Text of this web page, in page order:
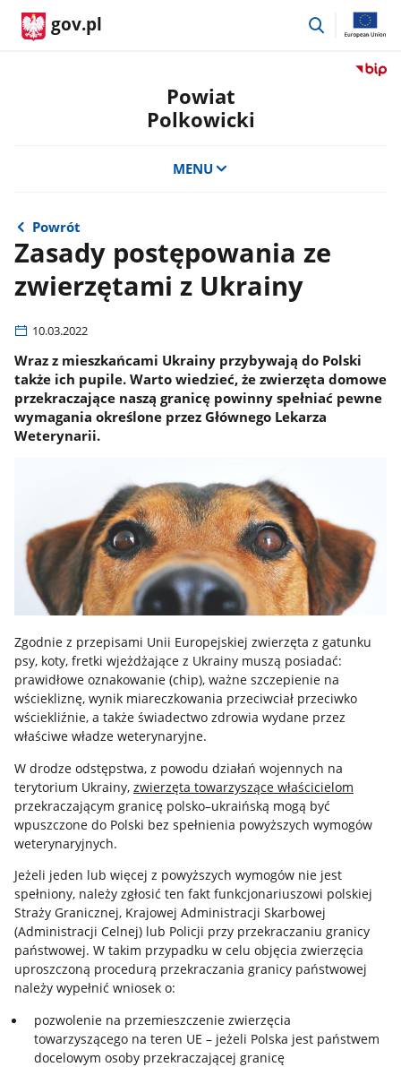
gov.pl
przejdź
Przejdź
Powiat
Polkowicki
MENU
Powrót
Zasady postępowania ze
zwierzętami z Ukrainy
10.03.2022
Wraz z mieszkańcami Ukrainy przybywają do Polski
także ich pupile. Warto wiedzieć, że zwierzęta domowe
przekraczające naszą granicę powinny spełniać pewne
wymagania określone przez Głównego Lekarza
Weterynarii.
Zgodnie z przepisami Unii Europejskiej zwierzęta z gatunku
psy, koty, fretki wjeżdżające z Ukrainy muszą posiadać:
prawidłowe oznakowanie (chip),ważne szczepienie na
wściekliznę,wynik miareczkowania przeciwciał przeciwko
wściekliźnie,a także świadectwo zdrowia wydane przez
właściwe władze weterynaryjne.
W drodze odstępstwa, z powodu działań wojennych na
terytorium Ukrainy, zwierzęta towarzyszące właścicielom
przekraczającym granicę polsko–ukraińską mogą być
wpuszczone do Polski bez spełnienia powyższych wymogów
weterynaryjnych.
Jeżeli jeden lub więcej z powyższych wymogów nie jest
spełniony, należy zgłosić ten fakt funkcjonariuszowi polskiej
Straży Granicznej, Krajowej Administracji Skarbowej
(Administracji Celnej) lub Policji przy przekraczaniu granicy
państwowej. W takim przypadku w celu objęcia zwierzęcia
uproszczoną procedurą przekraczania granicy państwowej
należy wypełnić wniosek o:
pozwolenie na przemieszczenie zwierzęcia
towarzyszącego na teren UE – jeżeli Polska jest państwem
docelowym osoby przekraczającej granicę